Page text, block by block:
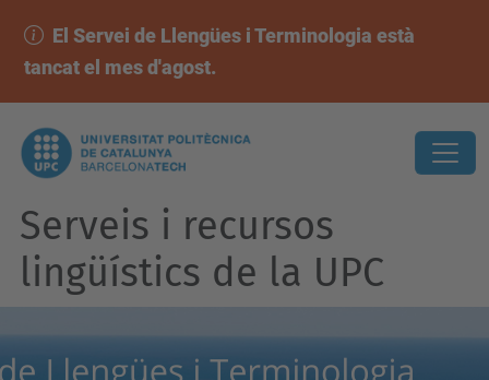
El Servei de Llengües i Terminologia està
tancat el mes d'agost.
Serveis i recursos
lingüístics de la UPC